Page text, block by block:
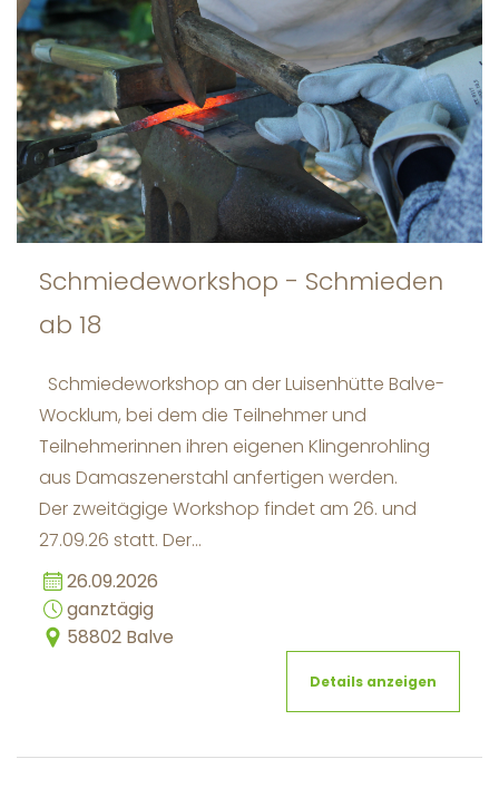
Schmiedeworkshop - Schmieden
ab 18
Schmiedeworkshop an der Luisenhütte Balve-
Wocklum, bei dem die Teilnehmer und
Teilnehmerinnen ihren eigenen Klingenrohling
aus Damaszenerstahl anfertigen werden.
Der zweitägige Workshop findet am 26. und
27.09.26 statt. Der…
26.09.2026
ganztägig
58802 Balve
Details anzeigen